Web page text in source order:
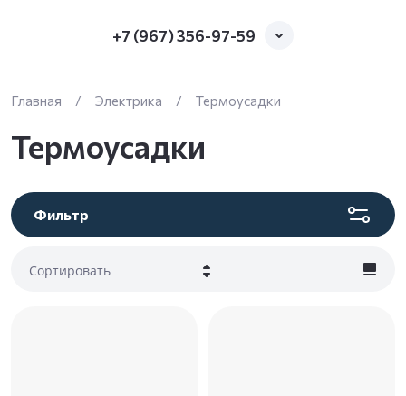
+7 (967) 356-97-59
Главная / Электрика / Термоусадки
Термоусадки
Фильтр
Сортировать